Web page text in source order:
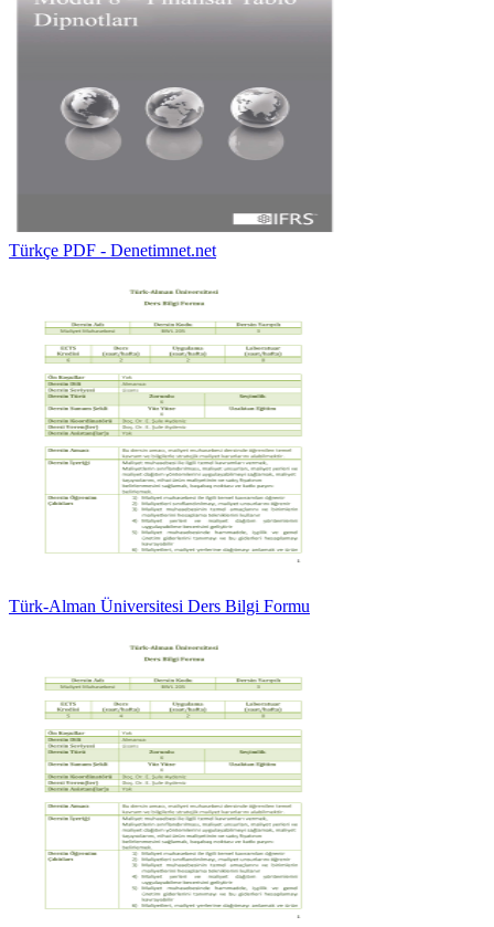
Türkçe PDF - Denetimnet.net
Türk-Alman Üniversitesi Ders Bilgi Formu